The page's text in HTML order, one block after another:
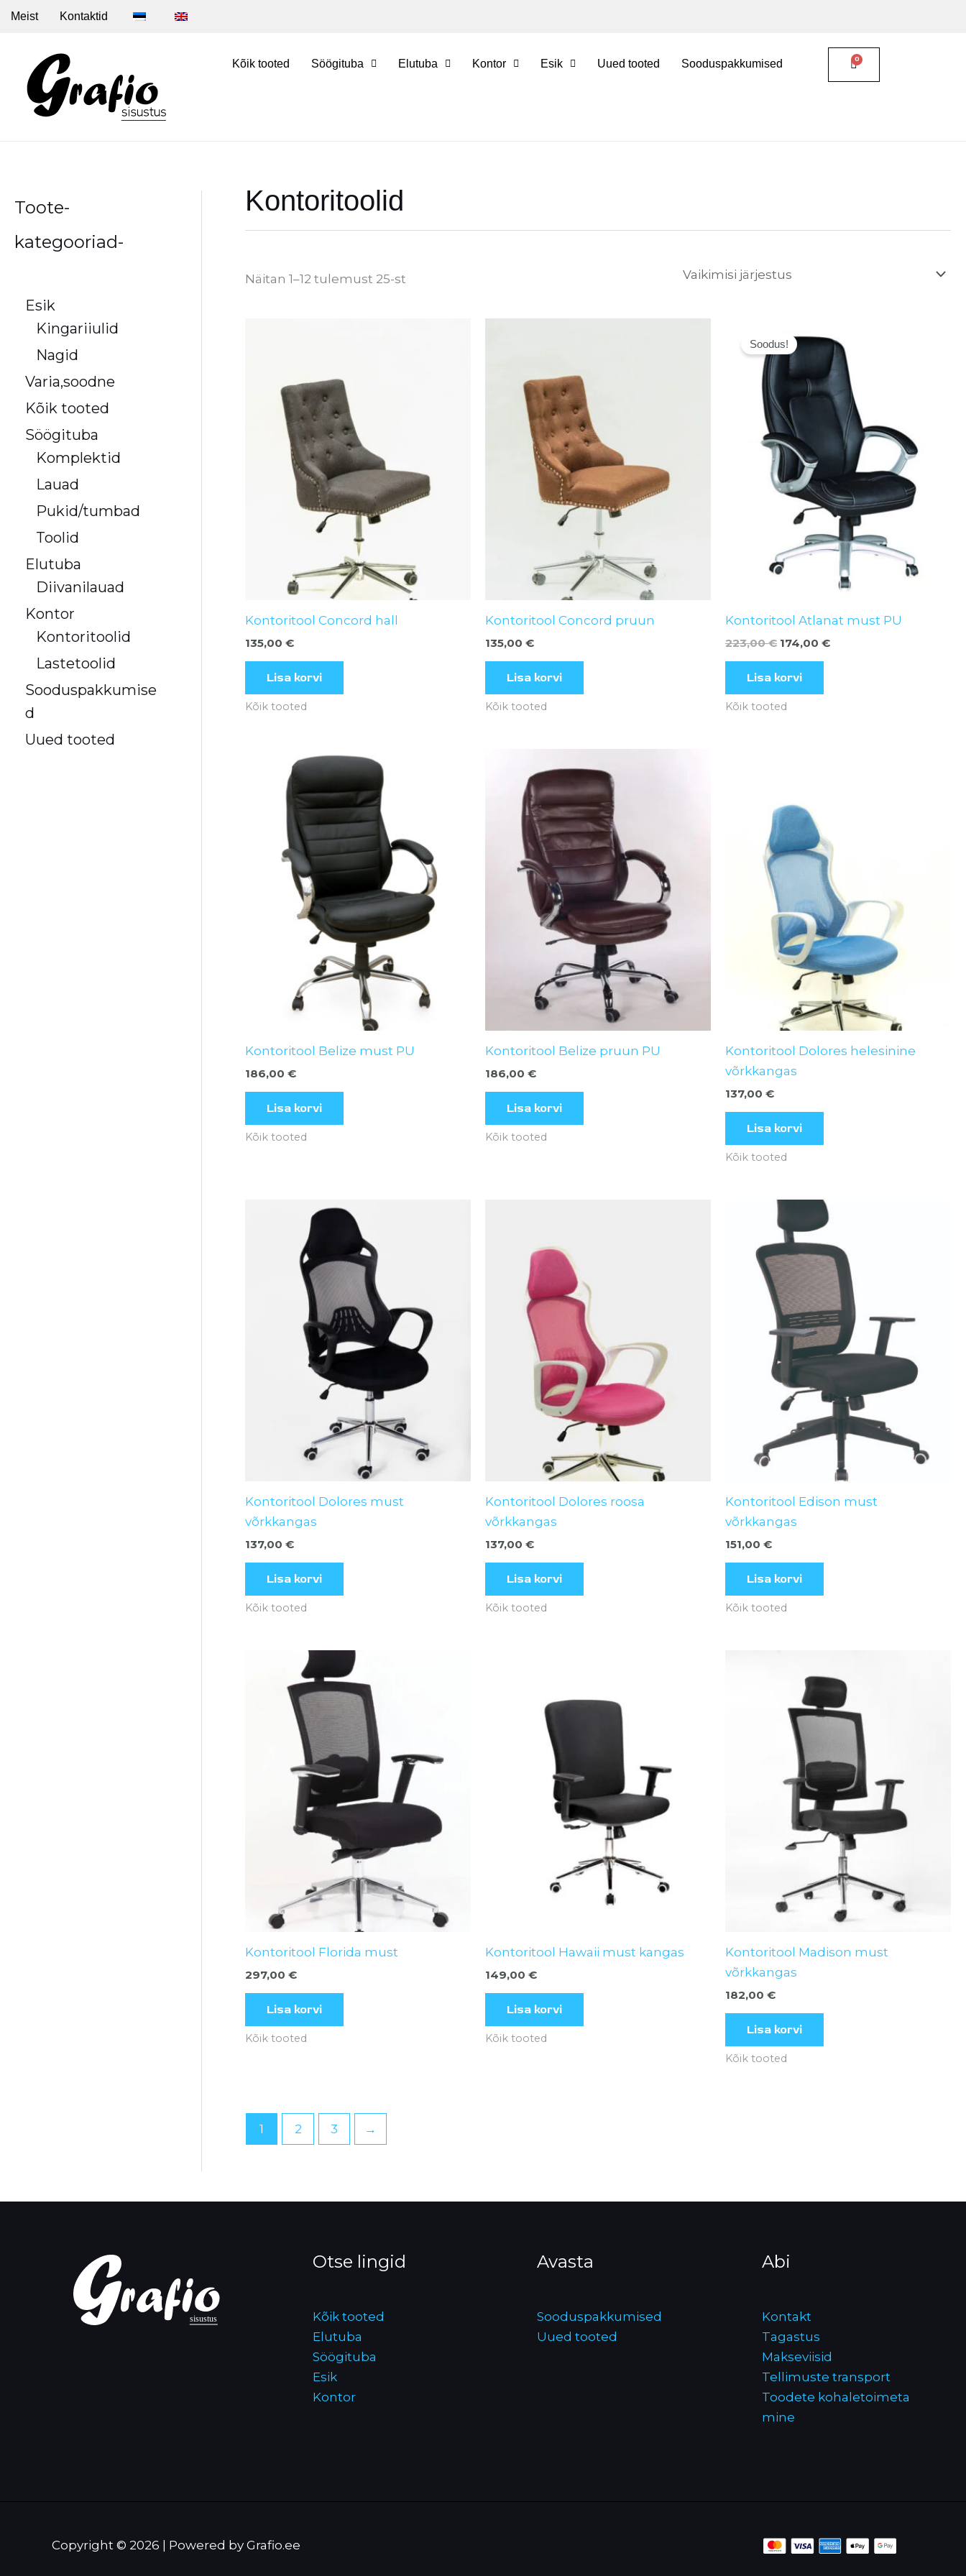
SkipMeist Kontaktid
Kõik tooted Söögituba Elutuba Kontor Esik Uued tooted Sooduspakkumised
Toote-
kategooriad-
Esik
Kingariiulid
Nagid
Varia,soodne
Kõik tooted
Söögituba
Komplektid
Lauad
Pukid/tumbad
Toolid
Elutuba
Diivanilauad
Kontor
Kontoritoolid
Lastetoolid
Sooduspakkumise
d
Uued tooted
Kontoritoolid
Näitan 1–12 tulemust 25-st
Kontoritool Concord hall
135,00 €
Lisa korvi
Kõik tooted
Kontoritool Concord pruun
135,00 €
Lisa korvi
Kõik tooted
Soodus!
Kontoritool Atlanat must PU
223,00€
hind
oli:
223,00 €.
174,00 €
price
is:
174,00 €.
Lisa korvi
Kõik tooted
Kontoritool Belize must PU
186,00 €
Lisa korvi
Kõik tooted
Kontoritool Belize pruun PU
186,00 €
Lisa korvi
Kõik tooted
Kontoritool Dolores helesinine
võrkkangas
137,00 €
Lisa korvi
Kõik tooted
Kontoritool Dolores must
võrkkangas
137,00 €
Lisa korvi
Kõik tooted
Kontoritool Dolores roosa
võrkkangas
137,00 €
Lisa korvi
Kõik tooted
Kontoritool Edison must
võrkkangas
151,00 €
Lisa korvi
Kõik tooted
Kontoritool Florida must
297,00 €
Lisa korvi
Kõik tooted
Kontoritool Hawaii must kangas
149,00 €
Lisa korvi
Kõik tooted
Kontoritool Madison must
võrkkangas
182,00 €
Lisa korvi
Kõik tooted
1 2 3 →
Otse lingid
Kõik tooted
Elutuba
Söögituba
Esik
Kontor
Avasta
Sooduspakkumised
Uued tooted
Abi
Kontakt
Tagastus
Makseviisid
Tellimuste transport
Toodete kohaletoimeta
mine
Copyright © 2026 | Powered by Grafio.ee